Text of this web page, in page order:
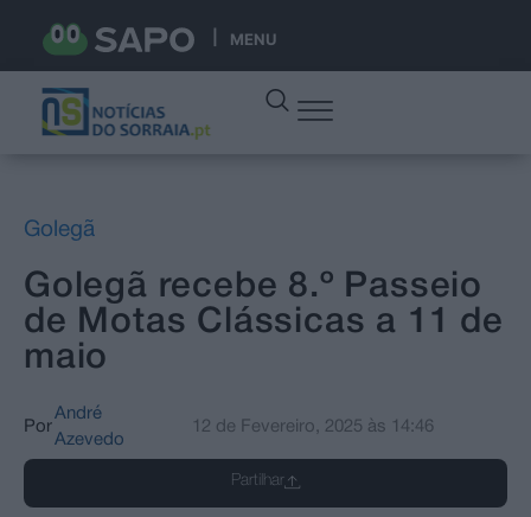
MENU
Golegã
Golegã recebe 8.º Passeio
de Motas Clássicas a 11 de
maio
Por
André
Azevedo
12 de Fevereiro, 2025 às 14:46
Partilhar